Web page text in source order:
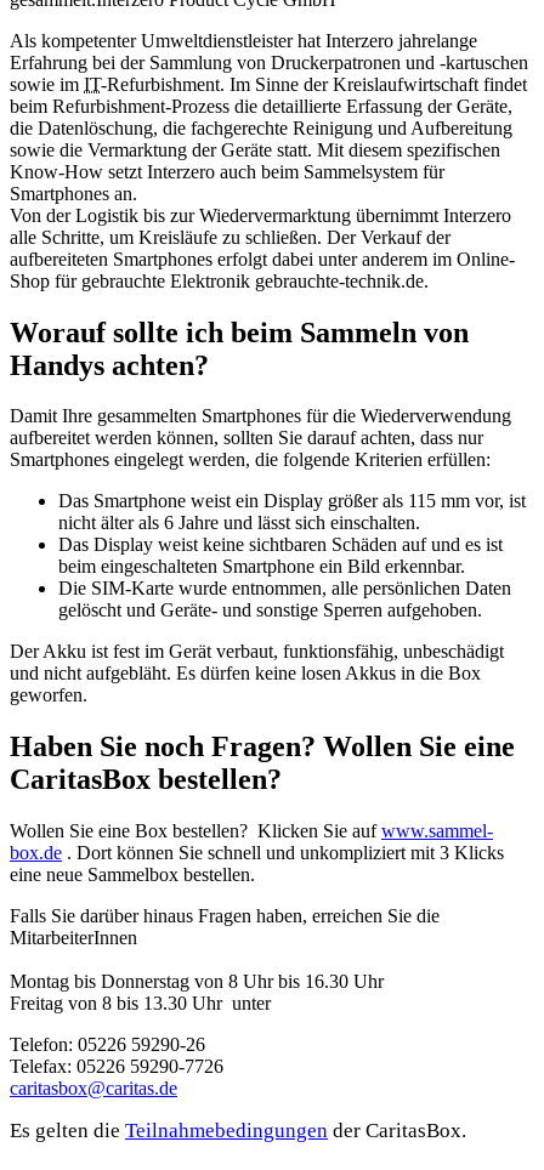
Als kompetenter Umweltdienstleister hat Interzero jahrelange
Erfahrung bei der Sammlung von Druckerpatronen und -kartuschen
sowie im IT-Refurbishment. Im Sinne der Kreislaufwirtschaft findet
beim Refurbishment-Prozess die detaillierte Erfassung der Geräte,
die Datenlöschung, die fachgerechte Reinigung und Aufbereitung
sowie die Vermarktung der Geräte statt. Mit diesem spezifischen
Know-How setzt Interzero auch beim Sammelsystem für
Smartphones an.
Von der Logistik bis zur Wiedervermarktung übernimmt Interzero
alle Schritte, um Kreisläufe zu schließen. Der Verkauf der
aufbereiteten Smartphones erfolgt dabei unter anderem im Online-
Shop für gebrauchte Elektronik gebrauchte-technik.de.
Worauf sollte ich beim Sammeln von
Handys achten?
Damit Ihre gesammelten Smartphones für die Wiederverwendung
aufbereitet werden können, sollten Sie darauf achten, dass nur
Smartphones eingelegt werden, die folgende Kriterien erfüllen:
Das Smartphone weist ein Display größer als 115 mm vor, ist
nicht älter als 6 Jahre und lässt sich einschalten.
Das Display weist keine sichtbaren Schäden auf und es ist
beim eingeschalteten Smartphone ein Bild erkennbar.
Die SIM-Karte wurde entnommen, alle persönlichen Daten
gelöscht und Geräte- und sonstige Sperren aufgehoben.
Der Akku ist fest im Gerät verbaut, funktionsfähig, unbeschädigt
und nicht aufgebläht. Es dürfen keine losen Akkus in die Box
geworfen.
Haben Sie noch Fragen? Wollen Sie eine
CaritasBox bestellen?
Wollen Sie eine Box bestellen? Klicken Sie aufwww.sammel-
box.de . Dort können Sie schnell und unkompliziert mit 3 Klicks
eine neue Sammelbox bestellen.
Falls Sie darüber hinaus Fragen haben, erreichen Sie die
MitarbeiterInnen
Montag bis Donnerstag von 8 Uhr bis 16.30 Uhr
Freitag von 8 bis 13.30 Uhr unter
Telefon: 05226 59290-26
Telefax: 05226 59290-7726
caritasbox@caritas.de
Es gelten die Teilnahmebedingungen der CaritasBox.